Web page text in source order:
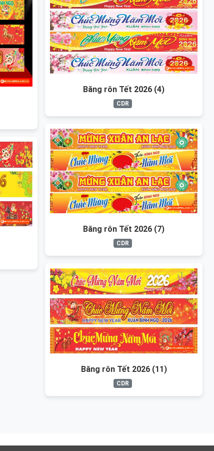
Băng rôn Tết 2026 (4)
CDR
Băng rôn Tết 2026 (7)
CDR
Băng rôn Tết 2026 (11)
CDR